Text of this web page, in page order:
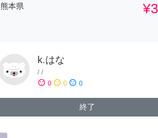
熊本県
k.はな
/ /
sentiment_satisfied 0 sentiment_neutral 0 sentiment_dissatisfied 0
終了